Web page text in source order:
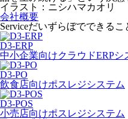
イラスト：ニシハマカオリ
会社概要
Serviceだいずらぼでできるこ
D3-ERP
中小企業向けクラウドERPシ
D3-PO
飲食店向けポスレジシステム
D3-POS
小売店向けポスレジシステム